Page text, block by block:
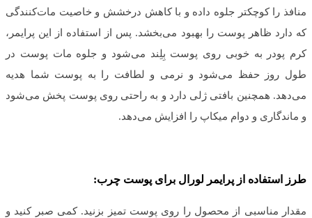
منافذ را کوچکتر جلوه داده و با کاهش درخشش و خاصیت مات‌کنندگی
که دارد ظاهر پوست را بهبود می‌بخشد. پس از استفاده از این پرایمر،
کرم پودر به خوبی روی پوست بِلِند می‌شود و جلوه مات پوست در
طول روز حفظ می‌شود و نرمی و لطافت را به پوست شما هدیه
می‌دهد. همچنین بافتی ژلی دارد و به راحتی روی پوست پخش می‌شود
و ماندگاری و دوام میکاپ را افزایش می‌دهد.
طرز استفاده از پرایمر لورال برای پوست چرب:
مقدار مناسبی از محصول را روی پوست تمیز بزنید. کمی صبر کنید و